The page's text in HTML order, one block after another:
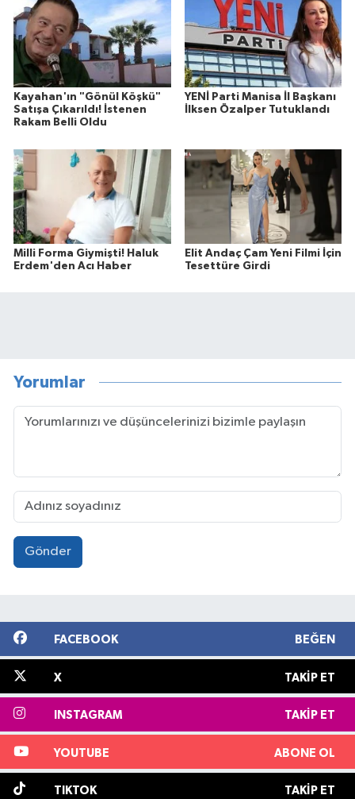
Kayahan'ın "Gönül Köşkü"
Satışa Çıkarıldı! İstenen
Rakam Belli Oldu
YENİ Parti Manisa İl Başkanı
İlksen Özalper Tutuklandı
Milli Forma Giymişti! Haluk
Erdem'den Acı Haber
Elit Andaç Çam Yeni Filmi İçin
Tesettüre Girdi
Yorumlar
Gönder
FACEBOOK BEĞEN
X TAKIP ET
INSTAGRAM TAKIP ET
YOUTUBE ABONE OL
TIKTOK TAKIP ET